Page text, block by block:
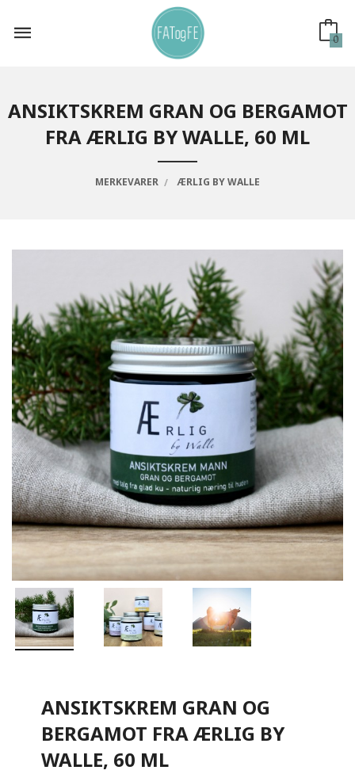
innholdet
0
ANSIKTSKREM GRAN OG BERGAMOT
FRA ÆRLIG BY WALLE, 60 ML
MERKEVARER ÆRLIG BY WALLE
ANSIKTSKREM GRAN OG
BERGAMOT FRA ÆRLIG BY
WALLE, 60 ML